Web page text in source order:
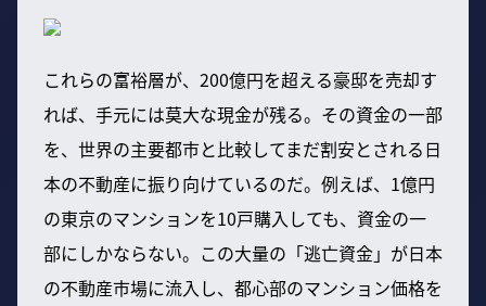
これらの富裕層が、200億円を超える豪邸を売却す
れば、手元には莫大な現金が残る。その資金の一部
を、世界の主要都市と比較してまだ割安とされる日
本の不動産に振り向けているのだ。例えば、1億円
の東京のマンションを10戸購入しても、資金の一
部にしかならない。この大量の「逃亡資金」が日本
の不動産市場に流入し、都心部のマンション価格を